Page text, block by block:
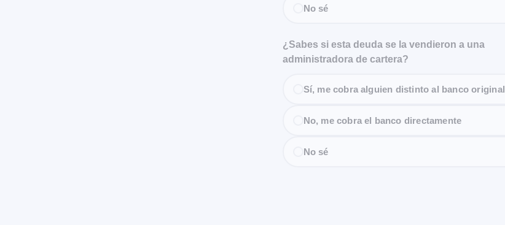
No sé
¿Sabes si esta deuda se la vendieron a una
administradora de cartera?
Sí, me cobra alguien distinto al banco original
No, me cobra el banco directamente
No sé